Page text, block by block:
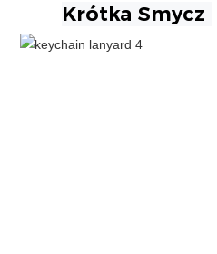
Krótka Smycz